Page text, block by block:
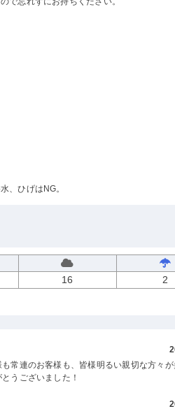
、ひげはNG。
16 2
常連のお客様も、皆様明るい親切な方々
うございました！